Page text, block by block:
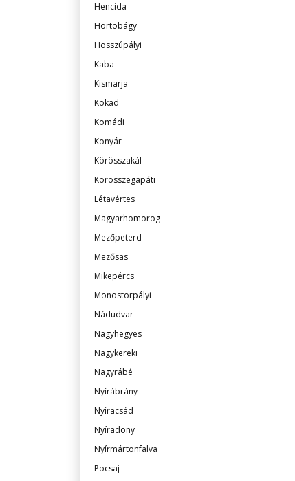
Hencida
Hortobágy
Hosszúpályi
Kaba
Kismarja
Kokad
Komádi
Konyár
Körösszakál
Körösszegapáti
Létavértes
Magyarhomorog
Mezőpeterd
Mezősas
Mikepércs
Monostorpályi
Nádudvar
Nagyhegyes
Nagykereki
Nagyrábé
Nyírábrány
Nyíracsád
Nyíradony
Nyírmártonfalva
Pocsaj